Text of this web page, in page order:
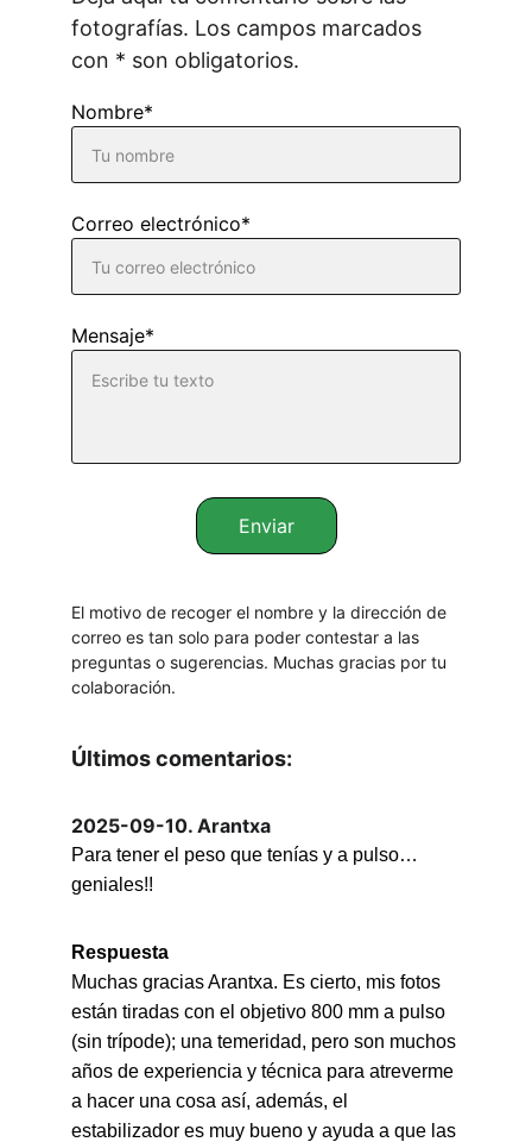
fotografías. Los campos marcados
con * son obligatorios.
Nombre*
Correo electrónico*
Mensaje*
Enviar
Últimos comentarios:
2025-09-10. Arantxa
Para tener el peso que tenías y a pulso…
geniales!!
Respuesta
Muchas gracias Arantxa. Es cierto, mis fotos
están tiradas con el objetivo 800 mm a pulso
(sin trípode); una temeridad, pero son muchos
años de experiencia y técnica para atreverme
a hacer una cosa así, además, el
estabilizador es muy bueno y ayuda a que las
El motivo de recoger el nombre y la dirección de
correo es tan solo para poder contestar a las
preguntas o sugerencias. Muchas gracias por tu
colaboración.